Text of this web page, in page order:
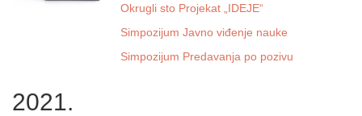
Okrugli sto Projekat „IDEJE“
Simpozijum Javno viđenje nauke
Simpozijum Predavanja po pozivu
2021.